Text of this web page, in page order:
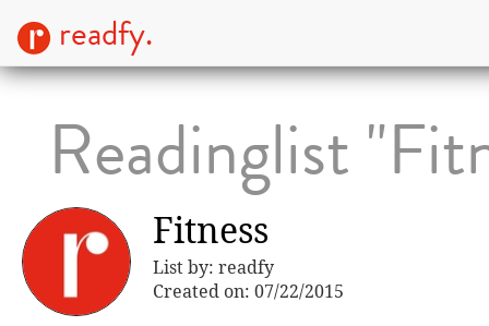
readfy.
Readinglist
Fitness
List by: readfy
Created on: 07/22/2015